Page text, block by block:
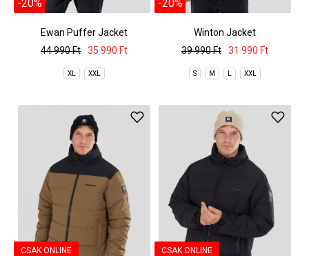
-20%
Ewan Puffer Jacket
44 990 Ft
35 990 Ft
XL XXL
-20%
Winton Jacket
39 990 Ft
31 990 Ft
S M L XXL
CSAK ONLINE CSAK ONLINE